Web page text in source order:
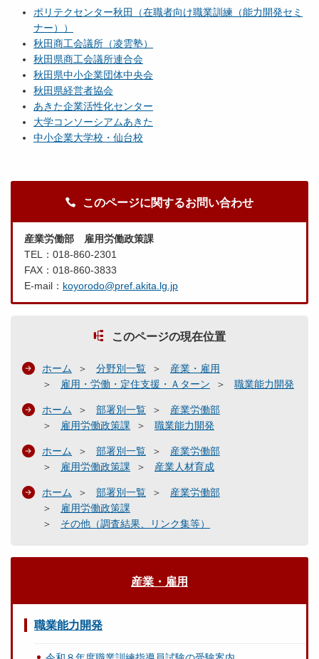
ポリテクセンター秋田（在職者向け職業訓練（能力開発セミ
ナー））
秋田商工会議所（凌雲塾）
秋田県商工会議所連合会
秋田県中小企業団体中央会
秋田県経営者協会
あきた企業活性化センター
大学コンソーシアムあきた
中小企業大学校・仙台校
このページに関するお問い合わせ
産業労働部 雇用労働政策課
TEL：018-860-2301
FAX：018-860-3833
E-mail： koyorodo@pref.akita.lg.jp
このページの現在位置
ホーム 分野別一覧
産業・雇用
雇用・労働・定住支援・Ａターン
職業能力開発
ホーム 部署別一覧
産業労働部
雇用労働政策課
職業能力開発
ホーム 部署別一覧
産業労働部
雇用労働政策課
産業人材育成
ホーム 部署別一覧
産業労働部
雇用労働政策課
その他（調査結果、リンク集等）
産業・雇用
職業能力開発